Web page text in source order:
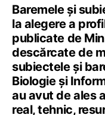
Baremele și
la alegere a
publicate de
descărcate de
subiectele și
Biologie și
au avut de ales
real, tehnic,